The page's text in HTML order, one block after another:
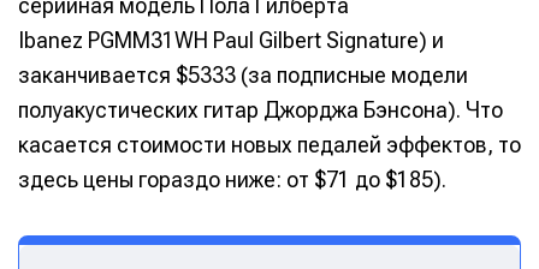
серийная модель Пола Гилберта
Ibanez PGMM31WH Paul Gilbert Signature) и
заканчивается $5333 (за подписные модели
полуакустических гитар Джорджа Бэнсона). Что
касается стоимости новых педалей эффектов, то
здесь цены гораздо ниже: от $71 до $185).